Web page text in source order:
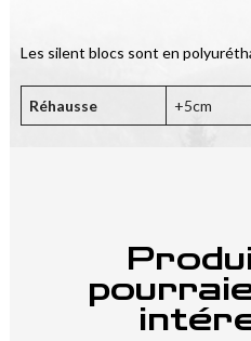
Les silent blocs sont en
Réhausse +5cm